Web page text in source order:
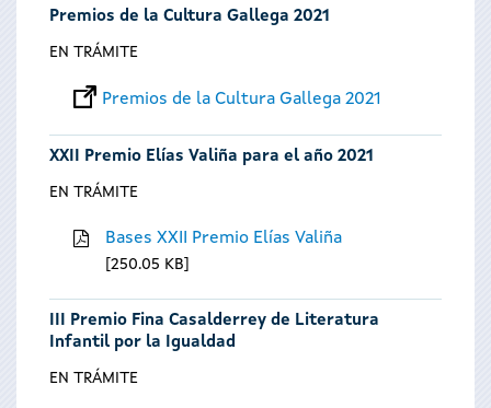
Premios de la Cultura Gallega 2021
EN TRÁMITE
Premios de la Cultura Gallega 2021
XXII Premio Elías Valiña para el año 2021
EN TRÁMITE
Bases XXII Premio Elías Valiña
250.05 KB
III Premio Fina Casalderrey de Literatura
Infantil por la Igualdad
EN TRÁMITE